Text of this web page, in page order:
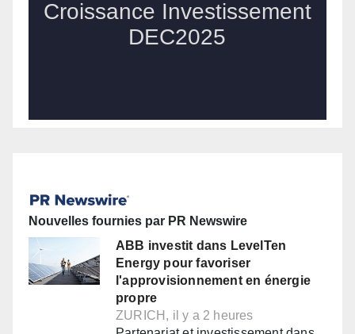
Nouvelles fournies par PR Newswire
ABB investit dans LevelTen
Energy pour favoriser
l'approvisionnement en énergie
propre
ZURICH, il y a 2 heures